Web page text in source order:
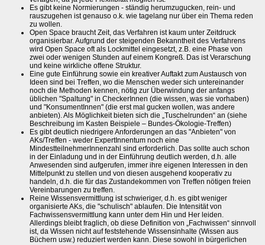
Es gibt keine Normierungen - ständig herumzugucken, rein- und
rauszugehen ist genauso o.k. wie tagelang nur über ein Thema reden
zu wollen.
Open Space braucht Zeit, das Verfahren ist kaum unter Zeitdruck
organisierbar. Aufgrund der steigenden Bekanntheit des Verfahrens
wird Open Space oft als Lockmittel eingesetzt, z.B. eine Phase von
zwei oder wenigen Stunden auf einem Kongreß. Das ist Verarschung
und keine wirkliche offene Struktur.
Eine gute Einführung sowie ein kreativer Auftakt zum Austausch von
Ideen sind bei Treffen, wo die Menschen weder sich untereinander
noch die Methoden kennen, nötig zur Überwindung der anfangs
üblichen "Spaltung" in CheckerInnen (die wissen, was sie vorhaben)
und "KonsumentInnen" (die erst mal gucken wollen, was andere
anbieten). Als Möglichkeit bieten sich die „Tuschelrunden“ an (siehe
Beschreibung im Kasten Beispiele – Bundes-Ökologie-Treffen)
Es gibt deutlich niedrigere Anforderungen an das "Anbieten" von
AKs/Treffen - weder ExpertInnentum noch eine
MindestteilnehmerInnenzahl sind erforderlich. Das sollte auch schon
in der Einladung und in der Einführung deutlich werden, d.h. alle
Anwesenden sind aufgerufen, immer ihre eigenen Interessen in den
Mittelpunkt zu stellen und von diesen ausgehend kooperativ zu
handeln, d.h. die für das Zustandekommen von Treffen nötigen freien
Vereinbarungen zu treffen.
Reine Wissensvermittlung ist schwieriger, d.h. es gibt weniger
organisierte AKs, die "schulisch" ablaufen. Die Intensität von
Fachwissensvermittlung kann unter dem Hin und Her leiden.
Allerdings bleibt fraglich, ob diese Definition von „Fachwissen“ sinnvoll
ist, da Wissen nicht auf feststehende Wissensinhalte (Wissen aus
Büchern usw.) reduziert werden kann. Diese sowohl in bürgerlichen